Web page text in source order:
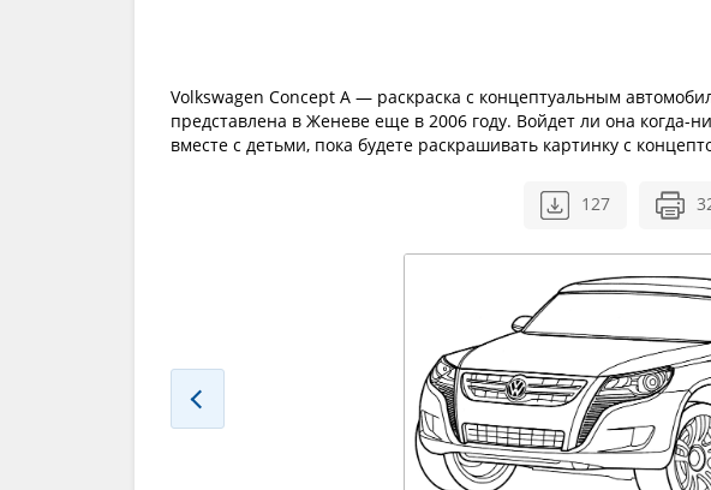
Volkswagen Concept A — раскраска с концептуальным
представлена в Женеве еще в 2006 году. Войдет ли она когда-
вместе с детьми, пока будете раскрашивать картинку с
127